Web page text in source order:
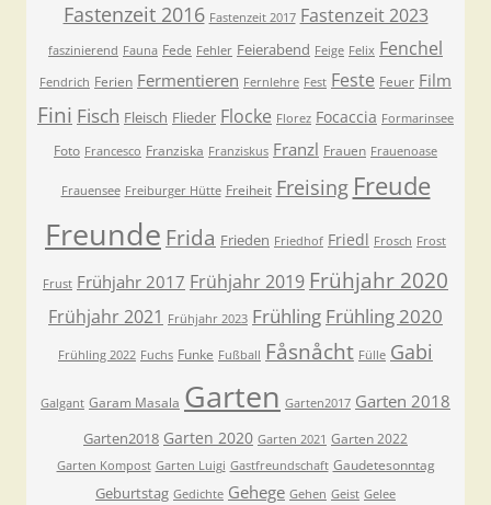
Fastenzeit 2016 Fastenzeit 2017 Fastenzeit 2023
faszinierend Fauna Fede Fehler Feierabend Feige Felix Fenchel
Fendrich Ferien Fermentieren Fernlehre Fest Feste Feuer Film
Fini Fisch Fleisch Flieder Flocke Florez Focaccia Formarinsee
Foto Francesco Franziska Franziskus Franzl Frauen Frauenoase
Frauensee Freiburger Hütte Freiheit Freising Freude
Freunde Frida Frieden Friedhof Friedl Frosch Frost
Frust Frühjahr 2017 Frühjahr 2019 Frühjahr 2020
Frühjahr 2021 Frühjahr 2023 Frühling Frühling 2020
Frühling 2022 Fuchs Funke Fußball Fåsnåcht Fülle Gabi
Galgant Garam Masala Garten Garten2017 Garten 2018
Garten2018 Garten 2020 Garten 2021 Garten 2022
Garten Kompost Garten Luigi Gastfreundschaft Gaudetesonntag
Geburtstag Gedichte Gehege Gehen Geist Gelee